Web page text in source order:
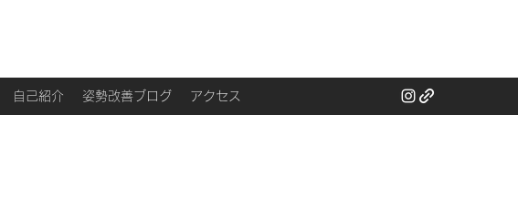
自己紹介 姿勢改善ブログ アクセス